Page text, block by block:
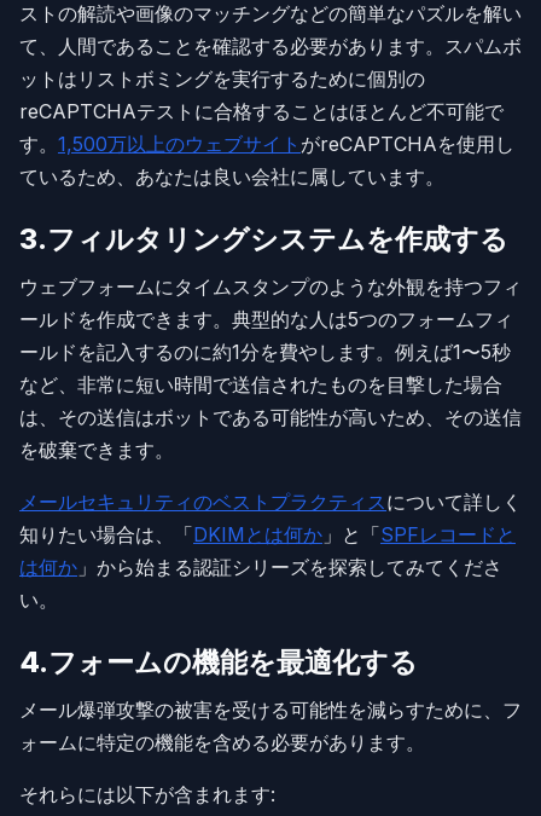
ストの解読や画像のマッチングなどの簡単なパズルを解い
て、人間であることを確認する必要があります。スパムボ
ットはリストボミングを実行するために個別の
reCAPTCHAテストに合格することはほとんど不可能で
す。 1,500万以上のウェブサイト がreCAPTCHAを使用し
ているため、あなたは良い会社に属しています。
3.フィルタリングシステムを作成する
ウェブフォームにタイムスタンプのような外観を持つフィ
ールドを作成できます。典型的な人は5つのフォームフィ
ールドを記入するのに約1分を費やします。例えば1〜5秒
など、非常に短い時間で送信されたものを目撃した場合
は、その送信はボットである可能性が高いため、その送信
を破棄できます。
メールセキュリティのベストプラクティスについて詳しく
知りたい場合は、「DKIMとは何か 」と「SPFレコードと
は何か 」から始まる認証シリーズを探索してみてくださ
い。
4.フォームの機能を最適化する
メール爆弾攻撃の被害を受ける可能性を減らすために、フ
ォームに特定の機能を含める必要があります。
それらには以下が含まれます: